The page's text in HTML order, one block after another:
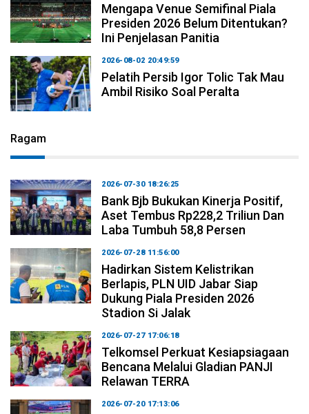
Mengapa Venue Semifinal Piala
Presiden 2026 Belum Ditentukan?
Ini Penjelasan Panitia
2026-08-02 20:49:59
Pelatih Persib Igor Tolic Tak Mau
Ambil Risiko Soal Peralta
Ragam
2026-07-30 18:26:25
Bank Bjb Bukukan Kinerja Positif,
Aset Tembus Rp228,2 Triliun Dan
Laba Tumbuh 58,8 Persen
2026-07-28 11:56:00
Hadirkan Sistem Kelistrikan
Berlapis, PLN UID Jabar Siap
Dukung Piala Presiden 2026
Stadion Si Jalak
2026-07-27 17:06:18
Telkomsel Perkuat Kesiapsiagaan
Bencana Melalui Gladian PANJI
Relawan TERRA
2026-07-20 17:13:06